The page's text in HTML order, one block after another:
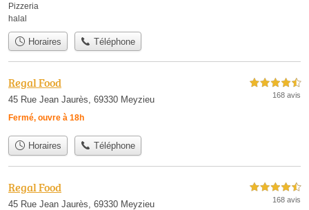
Pizzeria
halal
Horaires Téléphone
Regal Food
45 Rue Jean Jaurès, 69330 Meyzieu
Fermé, ouvre à 18h
4,5 étoiles sur 5
168 avis
Horaires Téléphone
Regal Food
45 Rue Jean Jaurès, 69330 Meyzieu
4,5 étoiles sur 5
168 avis